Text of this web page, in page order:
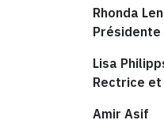
Rhonda
Lisa
Rectrice
Amir Asif